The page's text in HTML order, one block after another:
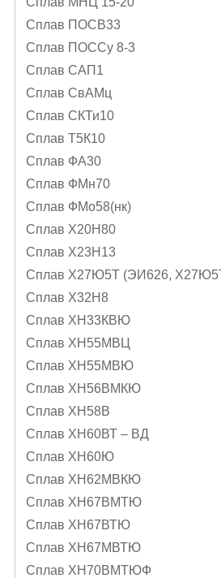
Сплав ПОСВ33
Сплав ПОССу 8-3
Сплав САП1
Сплав СвАМц
Сплав СКТи10
Сплав Т5К10
Сплав ФА30
Сплав ФМн70
Сплав ФМо58(нк)
Сплав Х20Н80
Сплав Х23Н13
Сплав Х27Ю5Т (ЭИ626,
Сплав Х32Н8
Сплав ХН33КВЮ
Сплав ХН55МВЦ
Сплав ХН55МВЮ
Сплав ХН56ВМКЮ
Сплав ХН58В
Сплав ХН60ВТ – ВД
Сплав ХН60Ю
Сплав ХН62МВКЮ
Сплав ХН67ВМТЮ
Сплав ХН67ВТЮ
Сплав ХН67МВТЮ
Сплав ХН70ВМТЮФ